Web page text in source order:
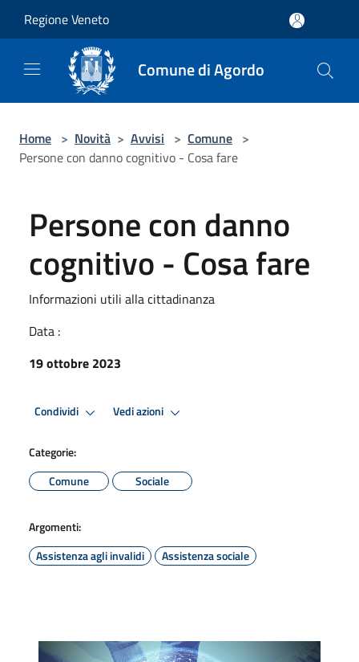
Regione Veneto
Comune di Agordo
Home > Novità > Avvisi > Comune >
Persone con danno cognitivo - Cosa fare
Persone con danno
cognitivo - Cosa fare
Informazioni utili alla cittadinanza
Data :
19 ottobre 2023
Condividi Vedi azioni
Categorie:
Comune
Sociale
Argomenti:
Assistenza agli invalidi
Assistenza sociale